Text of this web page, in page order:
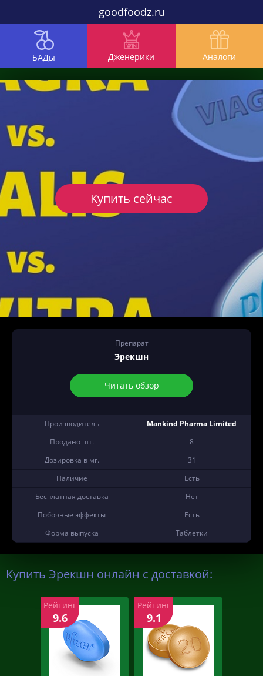
goodfoodz.ru
БАДы Дженерики Аналоги
Препарат
Эрекшн
Читать обзор
Производитель
Mankind Pharma Limited
Продано шт.
8
Дозировка в мг.
31
Наличие
Есть
Бесплатная доставка
Нет
Побочные эффекты
Есть
Форма выпуска
Таблетки
Купить сейчас
Купить Эрекшн онлайн с доставкой:
Рейтинг
9.6
Рейтинг
9.1